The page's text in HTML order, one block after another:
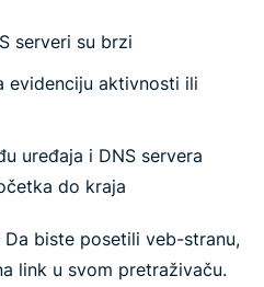
serveri su brzi
evidenciju aktivnosti ili
uređaja i DNS servera
do kraja
biste posetili veb-stranu,
link u svom pretraživaču.